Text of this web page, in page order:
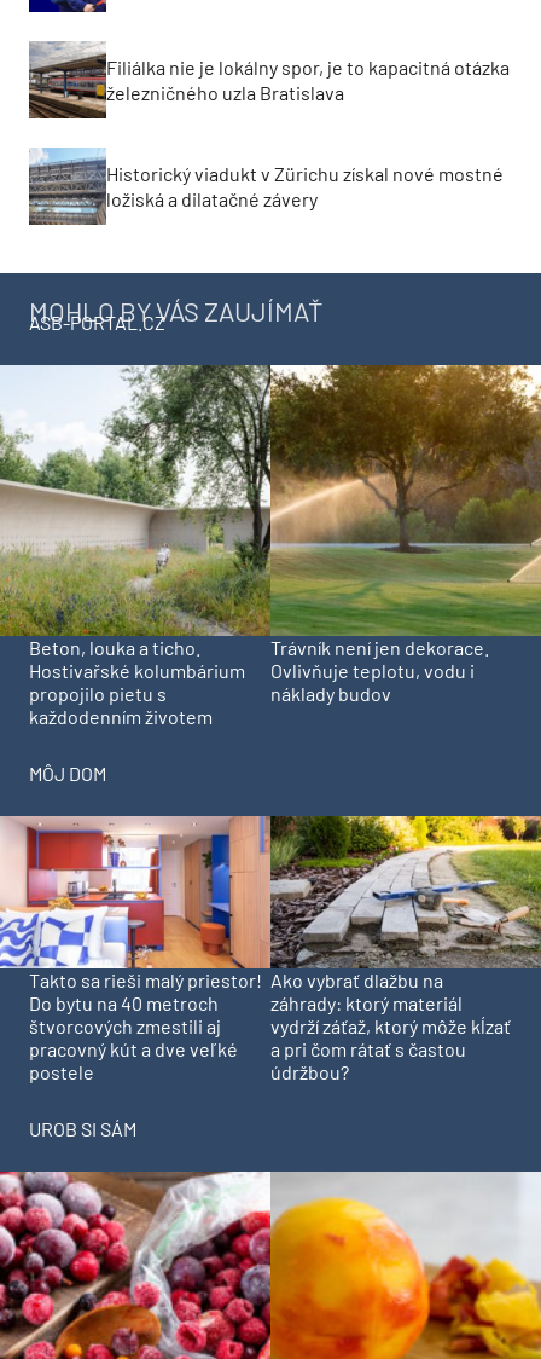
Filiálka nie je lokálny spor, je to kapacitná otázka
železničného uzla Bratislava
Historický viadukt v Zürichu získal nové mostné
ložiská a dilatačné závery
MOHLO BY VÁS ZAUJÍMAŤ
ASB-PORTAL.CZ
Beton, louka a ticho.
Hostivařské kolumbárium
propojilo pietu s
každodenním životem
Trávník není jen dekorace.
Ovlivňuje teplotu, vodu i
náklady budov
MÔJ DOM
Takto sa rieši malý priestor!
Do bytu na 40 metroch
štvorcových zmestili aj
pracovný kút a dve veľké
postele
Ako vybrať dlažbu na
záhrady: ktorý materiál
vydrží záťaž, ktorý môže kĺzať
a pri čom rátať s častou
údržbou?
UROB SI SÁM